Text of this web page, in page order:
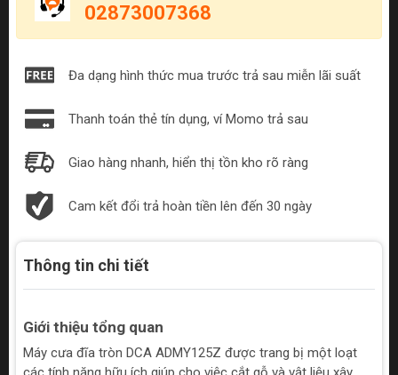
02873007368
Đa dạng hình thức mua trước trả sau miễn lãi suất
Thanh toán thẻ tín dụng, ví Momo trả sau
Giao hàng nhanh, hiển thị tồn kho rõ ràng
Cam kết đổi trả hoàn tiền lên đến 30 ngày
Thông tin chi tiết
Giới thiệu tổng quan
Máy cưa đĩa tròn DCA ADMY125Z được trang bị một loạt